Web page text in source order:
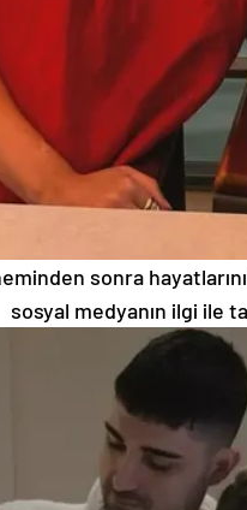
sonra
sosyal medyanın ilgi ile